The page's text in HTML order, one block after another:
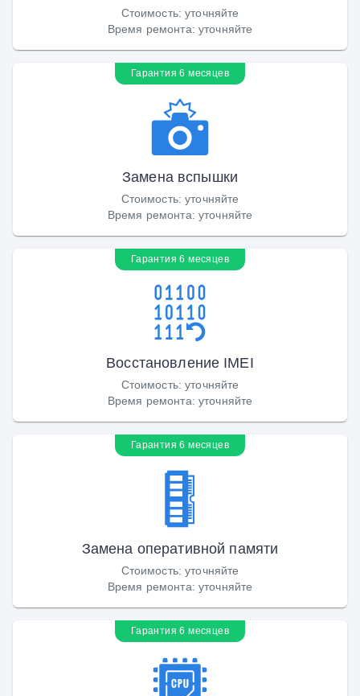
Стоимость:уточняйте
Время ремонта: уточняйте
Гарантия 6 месяцев
Замена вспышки
Стоимость:уточняйте
Время ремонта: уточняйте
Гарантия 6 месяцев
Восстановление IMEI
Стоимость:уточняйте
Время ремонта: уточняйте
Гарантия 6 месяцев
Замена оперативной памяти
Стоимость:уточняйте
Время ремонта: уточняйте
Гарантия 6 месяцев